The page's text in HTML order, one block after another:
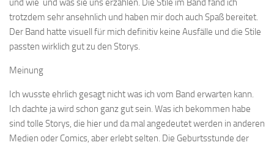
und wie und was sie uns erzählen. Die Stile im Band fand ich
trotzdem sehr ansehnlich und haben mir doch auch Spaß bereitet.
Der Band hatte visuell für mich definitiv keine Ausfälle und die Stile
passten wirklich gut zu den Storys.
Meinung
Ich wusste ehrlich gesagt nicht was ich vom Band erwarten kann.
Ich dachte ja wird schon ganz gut sein. Was ich bekommen habe
sind tolle Storys, die hier und da mal angedeutet werden in anderen
Medien oder Comics, aber erlebt selten. Die Geburtsstunde der